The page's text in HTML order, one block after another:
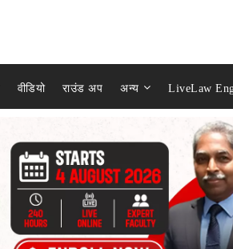
वीडियो राउंड अप अन्य LiveLaw